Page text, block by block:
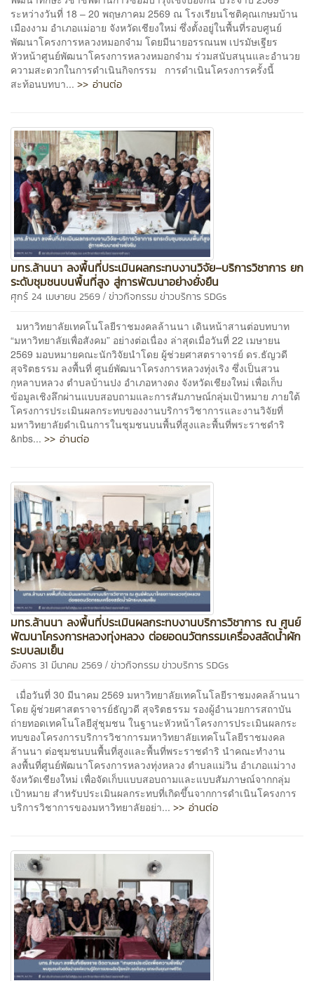
ระหว่างวันที่ 18 – 20 พฤษภาคม 2569 ณ โรงเรียนโชติคุณเกษมบ้าน
เมืองงาม อำเภอแม่อาย จังหวัดเชียงใหม่ ซึ่งตั้งอยู่ในพื้นที่รอบศูนย์
พัฒนาโครงการหลวงหมอกจ๋าม โดยมีนายอรรณนพ เปรมัษเฐียร
หัวหน้าศูนย์พัฒนาโครงการหลวงหมอกจ๋าม ร่วมสนับสนุนและอำนวย
ความสะดวกในการดำเนินกิจกรรม การดำเนินโครงการครั้งนี้
สะท้อนบทบา... >> อ่านต่อ
มทร.ล้านนา ลงพื้นที่ประเมินผลกระทบงานวิจัย–บริการวิชาการ ยก
ระดับชุมชนบนพื้นที่สูง สู่การพัฒนาอย่างยั่งยืน
ศุกร์ 24 เมษายน 2569 / ข่าวกิจกรรมข่าวบริการSDGs
มหาวิทยาลัยเทคโนโลยีราชมงคลล้านนา เดินหน้าสานต่อบทบาท
“มหาวิทยาลัยเพื่อสังคม” อย่างต่อเนื่อง ล่าสุดเมื่อวันที่ 22 เมษายน
2569 มอบหมายคณะนักวิจัยนำโดย ผู้ช่วยศาสตราจารย์ ดร.ธัญวดี
สุจริตธรรม ลงพื้นที่ ศูนย์พัฒนาโครงการหลวงทุ่งเริง ซึ่งเป็นสวน
กุหลาบหลวง ตำบลบ้านปง อำเภอหางดง จังหวัดเชียงใหม่ เพื่อเก็บ
ข้อมูลเชิงลึกผ่านแบบสอบถามและการสัมภาษณ์กลุ่มเป้าหมาย ภายใต้
โครงการประเมินผลกระทบของงานบริการวิชาการและงานวิจัยที่
มหาวิทยาลัยดำเนินการในชุมชนบนพื้นที่สูงและพื้นที่พระราชดำริ
&nbs... >> อ่านต่อ
มทร.ล้านนา ลงพื้นที่ประเมินผลกระทบงานบริการวิชาการ ณ ศูนย์
พัฒนาโครงการหลวงทุ่งหลวง ต่อยอดนวัตกรรมเครื่องสลัดน้ำผัก
ระบบลมเย็น
อังคาร 31 มีนาคม 2569 / ข่าวกิจกรรมข่าวบริการSDGs
เมื่อวันที่ 30 มีนาคม 2569 มหาวิทยาลัยเทคโนโลยีราชมงคลล้านนา
โดย ผู้ช่วยศาสตราจารย์ธัญวดี สุจริตธรรม รองผู้อำนวยการสถาบัน
ถ่ายทอดเทคโนโลยีสู่ชุมชน ในฐานะหัวหน้าโครงการประเมินผลกระ
ทบของโครงการบริการวิชาการมหาวิทยาลัยเทคโนโลยีราชมงคล
ล้านนา ต่อชุมชนบนพื้นที่สูงและพื้นที่พระราชดำริ นำคณะทำงาน
ลงพื้นที่ศูนย์พัฒนาโครงการหลวงทุ่งหลวง ตำบลแม่วิน อำเภอแม่วาง
จังหวัดเชียงใหม่ เพื่อจัดเก็บแบบสอบถามและแบบสัมภาษณ์จากกลุ่ม
เป้าหมาย สำหรับประเมินผลกระทบที่เกิดขึ้นจากการดำเนินโครงการ
บริการวิชาการของมหาวิทยาลัยอย่า... >> อ่านต่อ